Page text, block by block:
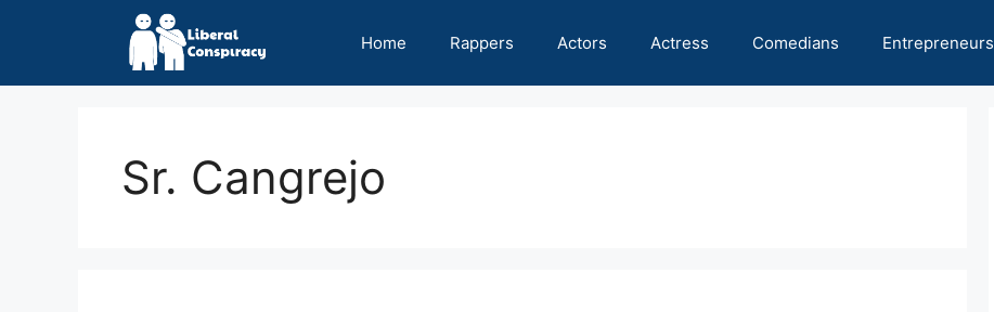
Home Rappers Actors Actress Comedians Entrepreneurs
Sr. Cangrejo